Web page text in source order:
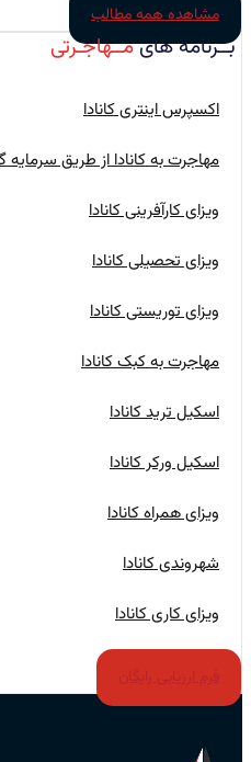
مشاهده همه مطالب
بــرنامه‌ هایمــهاجـرتی
اکسپرس اینتری کانادا
مهاجرت به کانادا از طریق سرمایه
ویزای کارآفرینی کانادا
ویزای تحصیلی کانادا
ویزای توریستی کانادا
مهاجرت به کبک کانادا
اسکیل ترید کانادا
اسکیل ورکر کانادا
ویزای همراه کانادا
شهروندی کانادا
ویزای کاری کانادا